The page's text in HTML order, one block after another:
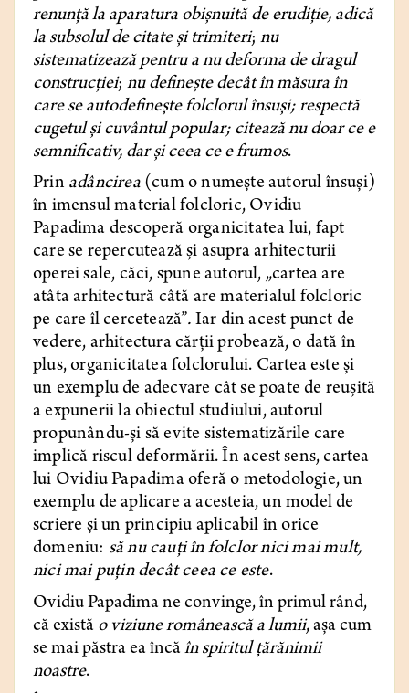
renunță la aparatura obișnuită de erudiție, adică
la subsolul de citate și trimiteri; nu
sistematizează pentru a nu deforma de dragul
construcției; nu definește decât în măsura în
care se autodefinește folclorul însuși; respectă
cugetul și cuvântul popular; citează nu doar ce e
semnificativ, dar și ceea ce e frumos.
Prin adâncirea(cum o numește autorul însuși)
în imensul material folcloric, Ovidiu
Papadima descoperă organicitatea lui, fapt
care se repercutează și asupra arhitecturii
operei sale, căci, spune autorul, „cartea are
atâta arhitectură câtă are materialul folcloric
pe care îl cercetează”. Iar din acest punct de
vedere, arhitectura cărții probează, o dată în
plus, organicitatea folclorului. Cartea este și
un exemplu de adecvare cât se poate de reușită
a expunerii la obiectul studiului, autorul
propunându-și să evite sistematizările care
implică riscul deformării. În acest sens, cartea
lui Ovidiu Papadima oferă o metodologie, un
exemplu de aplicare a acesteia, un model de
scriere și un principiu aplicabil în orice
domeniu: să nu cauți în folclor nici mai mult,
nici mai puțin decât ceea ce este.
Ovidiu Papadima ne convinge, în primul rând,
că există o viziune românească a lumii, așa cum
se mai păstra ea încă în spiritul țărănimii
noastre.